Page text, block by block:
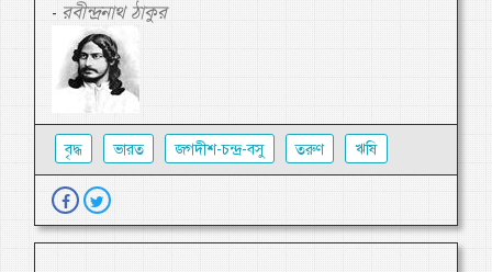
- রবীন্দ্রনাথ ঠাকুর
বৃদ্ধ ভারত জগদীশ-চন্দ্র-বসু তরুণ ঋষি